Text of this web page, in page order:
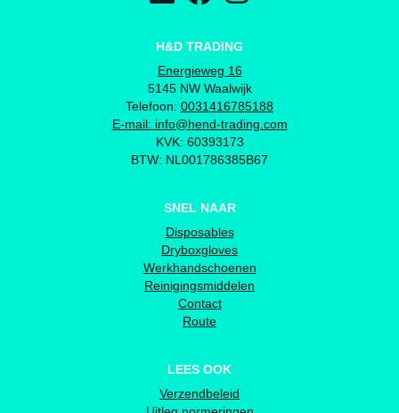
H&D TRADING
Energieweg 16
5145 NW Waalwijk
Telefoon: 0031416785188
E-mail: info@hend-trading.com
KVK: 60393173
BTW: NL001786385B67
SNEL NAAR
Disposables
Dryboxgloves
Werkhandschoenen
Reinigingsmiddelen
Contact
Route
LEES OOK
Verzendbeleid